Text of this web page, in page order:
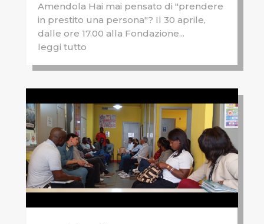
Amendola Hai mai pensato di "prendere
in prestito una persona"? Il 30 aprile,
dalle ore 17.00 alla Fondazione...
leggi tutto